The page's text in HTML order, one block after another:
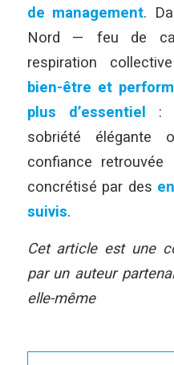
de management.
Nord — feu de
respiration
bien-être et
plus d’essentiel :
sobriété
confiance
concrétisé par des
suivis.
Cet article est une
par un auteur
elle-même